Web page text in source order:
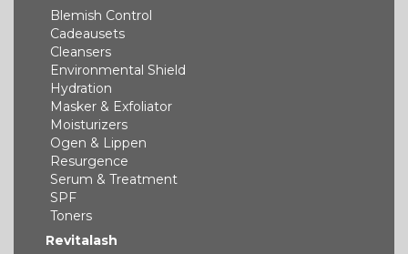
Blemish Control
Cadeausets
Cleansers
Environmental Shield
Hydration
Masker & Exfoliator
Moisturizers
Ogen & Lippen
Resurgence
Serum & Treatment
SPF
Toners
Revitalash